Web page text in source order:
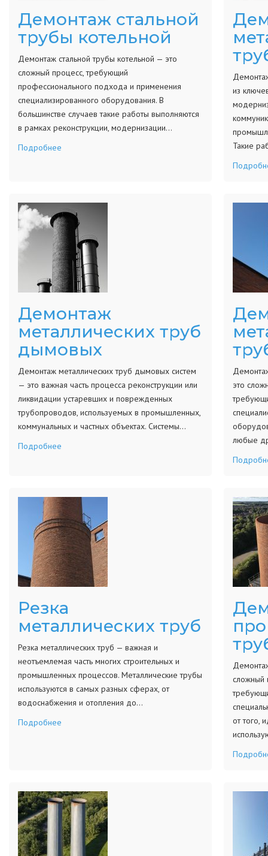
Демонтаж стальной
трубы котельной
Демонтаж стальной трубы котельной — это
сложный процесс, требующий
профессионального подхода и применения
специализированного оборудования. В
большинстве случаев такие работы выполняются
в рамках реконструкции, модернизации…
Подробнее
из
Такие
Демонтаж
металлических труб
дымовых
Демонтаж металлических труб дымовых систем
— это важная часть процесса реконструкции или
ликвидации устаревших и поврежденных
трубопроводов, используемых в промышленных,
коммунальных и частных объектах. Системы…
Подробнее
это
любые
Резка
металлических труб
Резка металлических труб — важная и
неотъемлемая часть многих строительных и
промышленных процессов. Металлические трубы
используются в самых разных сферах, от
водоснабжения и отопления до…
Подробнее
сложный
от того,